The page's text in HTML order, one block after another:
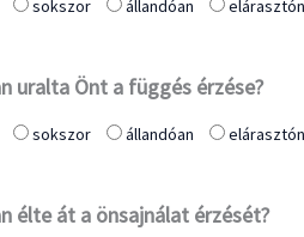
sokszor állandóan elárasztón
uralta Önt a függés érzése?
sokszor állandóan elárasztón
élte át a önsajnálat érzését?